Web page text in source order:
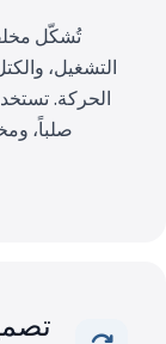
تُشكّل
التشغيل،
الحركة.
صلباً،